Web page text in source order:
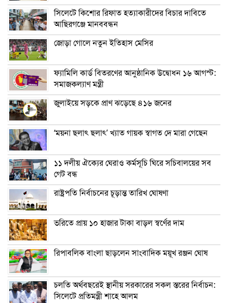
সিলেটে কিশোর রিফাত হত্যাকারীদের বিচার দাবিতে
আছিরগঞ্জে মানববন্ধন
জোড়া গোলে নতুন ইতিহাস মেসির
ফ্যামিলি কার্ড বিতরণের আনুষ্ঠানিক উদ্বোধন ১৬ আগস্ট:
সমাজকল্যাণ মন্ত্রী
জুলাইয়ে সড়কে প্রাণ ঝড়েছে ৪১৬ জনের
‘ময়না ছলাৎ ছলাৎ’ খ্যাত গায়ক স্বাগত দে মারা গেছেন
১১ দলীয় ঐক্যের ঘেরাও কর্মসূচি ঘিরে সচিবালয়ের সব
গেট বন্ধ
রাষ্ট্রপতি নির্বাচনের চূড়ান্ত তারিখ ঘোষণা
ভরিতে প্রায় ১০ হাজার টাকা বাড়ল স্বর্ণের দাম
রিপাবলিক বাংলা ছাড়লেন সাংবাদিক ময়ূখ রঞ্জন ঘোষ
চলতি অর্থবছরেই স্থানীয় সরকারের সকল স্তরের নির্বাচন:
সিলেটে প্রতিমন্ত্রী শাহে আলম